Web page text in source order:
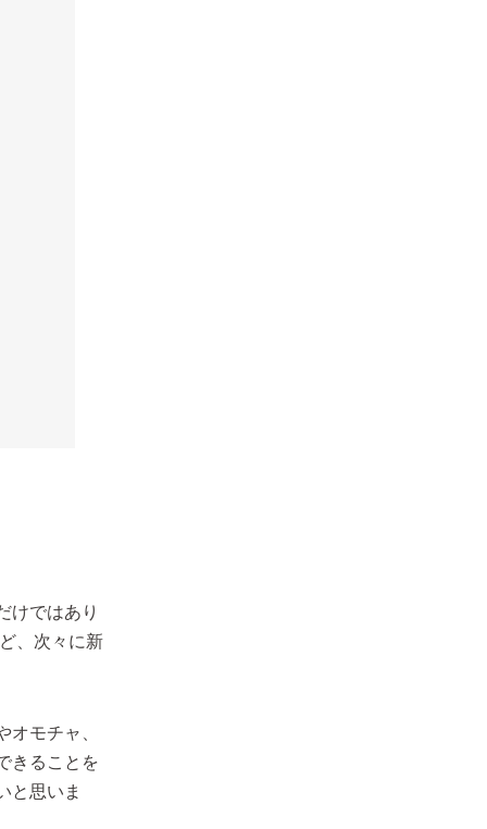
けではあり
、次々に新
モチャ、
きることを
と思いま